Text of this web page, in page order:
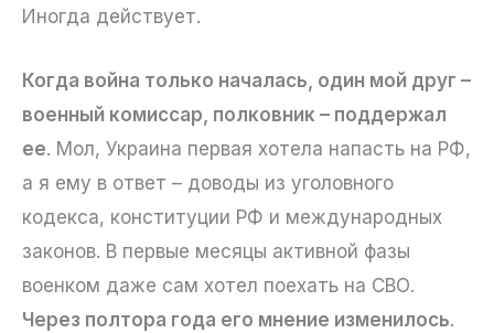
Иногда действует.
Когда война только началась, один мой друг –
военный комиссар, полковник – поддержал
ее. Мол, Украина первая хотела напасть на РФ,
а я ему в ответ – доводы из уголовного
кодекса, конституции РФ и международных
законов. В первые месяцы активной фазы
военком даже сам хотел поехать на СВО.
Через полтора года его мнение изменилось.